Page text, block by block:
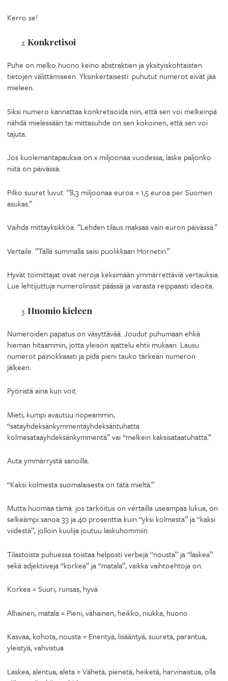
Kerro se!
Konkretisoi
Puhe on melko huono keino abstraktien ja yksityiskohtaisten
tietojen välittämiseen. Yksinkertaisesti: puhutut numerot eivät jää
mieleen.
Siksi numero kannattaa konkretisoida niin, että sen voi melkeinpä
nähdä mielessään tai mittasuhde on sen kokoinen, että sen voi
tajuta.
Jos kuolemantapauksia on x miljoonaa vuodessa, laske paljonko
niitä on päivässä.
Pilko suuret luvut. ”8,3 miljoonaa euroa = 1,5 euroa per Suomen
asukas.”
Vaihda mittayksikköä. ”Lehden tilaus maksaa vain euron päivässä.”
Vertaile. ”Tällä summalla saisi puolikkaan Hornetin.”
Hyvät toimittajat ovat neroja keksimään ymmärrettäviä vertauksia.
Lue lehtijuttuja numerolinssit päässä ja varasta reippaasti ideoita.
Huomio kieleen
Numeroiden papatus on väsyttävää. Joudut puhumaan ehkä
hieman hitaammin, jotta yleisön ajattelu ehtii mukaan. Lausu
numerot painokkaasti ja pidä pieni tauko tärkeän numeron
jälkeen.
Pyöristä aina kun voit.
Mieti, kumpi avautuu nopeammin,
“satayhdeksänkymmentäyhdeksäntuhatta
kolmesataayhdeksänkymmentä” vai “melkein kaksisataatuhatta.”
Auta ymmärrystä sanoilla.
“Kaksi kolmesta suomalaisesta on tätä mieltä.”
Mutta huomaa tämä: jos tarkoitus on vertailla useampaa lukua, on
selkeämpi sanoa 33 ja 40 prosenttia kuin “yksi kolmesta” ja “kaksi
viidestä”, jolloin kuulija joutuu laskuhommiin.
Tilastoista puhuessa toistaa helposti verbejä “nousta” ja “laskea”
sekä adjektiiveja “korkea” ja “matala”, vaikka vaihtoehtoja on.
Korkea = Suuri, runsas, hyvä
Alhainen, matala = Pieni, vähäinen, heikko, niukka, huono
Kasvaa, kohota, nousta = Enentyä, lisääntyä, suureta, parantua,
yleistyä, vahvistua
Laskea, alentua, aleta = Vähetä, pienetä, heiketä, harvinaistua, olla